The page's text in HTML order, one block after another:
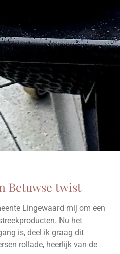
Betuwse twist
Lingewaard mij om een
Nu het
is, deel ik graag dit
rollade, heerlijk van de